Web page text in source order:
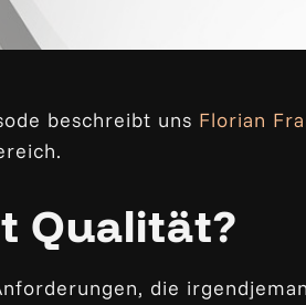
beschreibt uns Florian
Qualität?
die